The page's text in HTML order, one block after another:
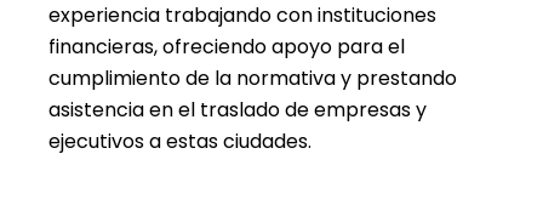
experiencia trabajando con instituciones
financieras, ofreciendo apoyo para el
cumplimiento de la normativa y prestando
asistencia en el traslado de empresas y
ejecutivos a estas ciudades.